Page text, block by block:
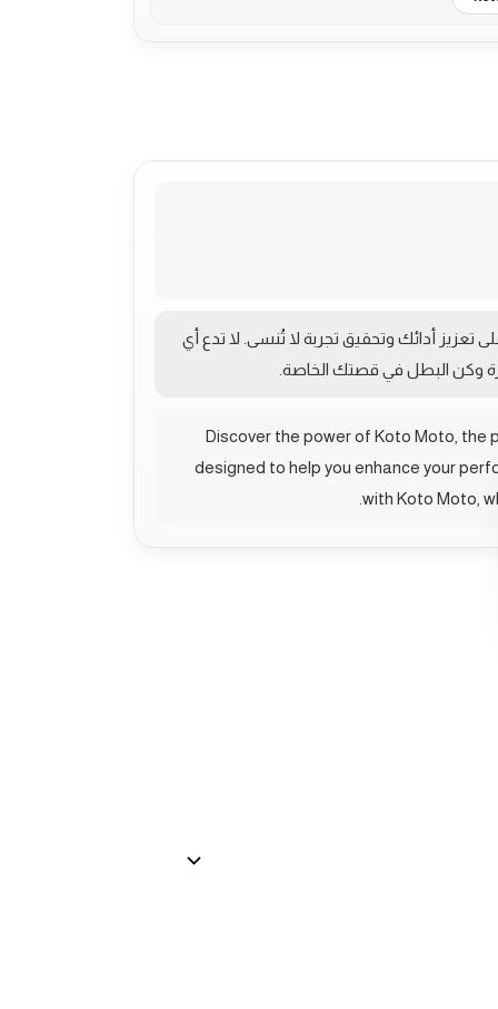
أدائك وتحقيق تجربة لا تُنسى. لا تدع أي
وكن البطل في قصتك الخاصة.
Discover the power of Koto Moto, the
designed to help you enhance your
with Koto Moto,